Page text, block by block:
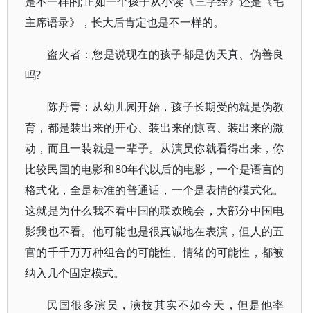
主席语录》，长大后肯定也是不一样的。
盗火者：您是说现在的孩子都是伪天真、伪善良
吗?
陈丹青：从幼儿园开始，孩子长期受的就是伪教
育，都是装出来的开心、装出来的惊喜、装出来的激
动，而且一装就是一辈子。从演员你就看得出来，你
比较民国的电影和80年代以后的电影，一个是语言的
格式化，全是标准的普通话，一个是表情的模式化。
这就是为什么我不看中国的联欢晚会，大部分中国电
影我也不看。他可能也是很真诚地在表演，但人的五
官的千千万万种组合的可能性、情绪的可能性，都被
纳入几个固定模式。
民国很多演员，演技其实不如今天，但是他率